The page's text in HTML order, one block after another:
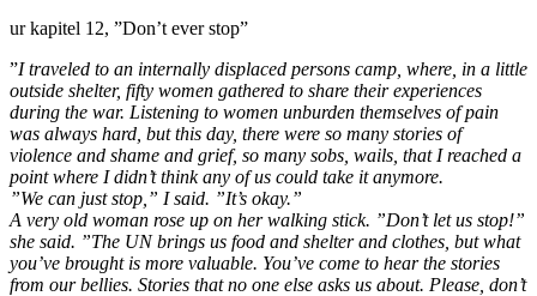
ur kapitel 12, ”Don’t ever stop”
”I traveled to an internally displaced persons camp, where, in a little
outside shelter, fifty women gathered to share their experiences
during the war. Listening to women unburden themselves of pain
was always hard, but this day, there were so many stories of
violence and shame and grief, so many sobs, wails, that I reached a
point where I didn’t think any of us could take it anymore.
”We can just stop,” I said. ”It’s okay.”
A very old woman rose up on her walking stick. ”Don’t let us stop!”
she said. ”The UN brings us food and shelter and clothes, but what
you’ve brought is more valuable. You’ve come to hear the stories
from our bellies. Stories that no one else asks us about. Please, don’t